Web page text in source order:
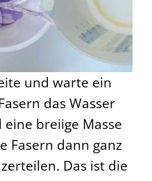
und warte ein
das Wasser
breiige Masse
Fasern dann ganz
Das ist die